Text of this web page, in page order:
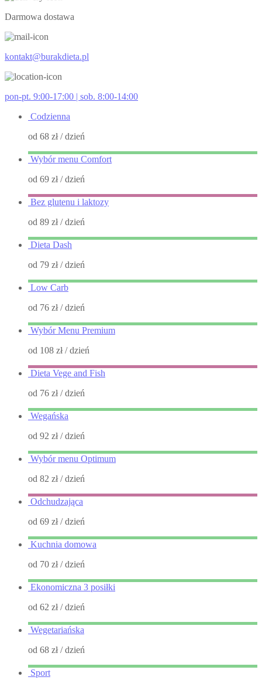
Darmowa dostawa
kontakt@burakdieta.pl
pon-pt. 9:00-17:00 | sob. 8:00-14:00
Codzienna
od 68 zł/ dzień
Wybór menu Comfort
od 69 zł/ dzień
Bez glutenu i laktozy
od 89 zł/ dzień
Dieta Dash
od 79 zł/ dzień
Low Carb
od 76 zł/ dzień
Wybór Menu Premium
od 108 zł/ dzień
Dieta Vege and Fish
od 76 zł/ dzień
Wegańska
od 92 zł/ dzień
Wybór menu Optimum
od 82 zł/ dzień
Odchudzająca
od 69 zł/ dzień
Kuchnia domowa
od 70 zł/ dzień
Ekonomiczna 3 posiłki
od 62 zł/ dzień
Wegetariańska
od 68 zł/ dzień
Sport